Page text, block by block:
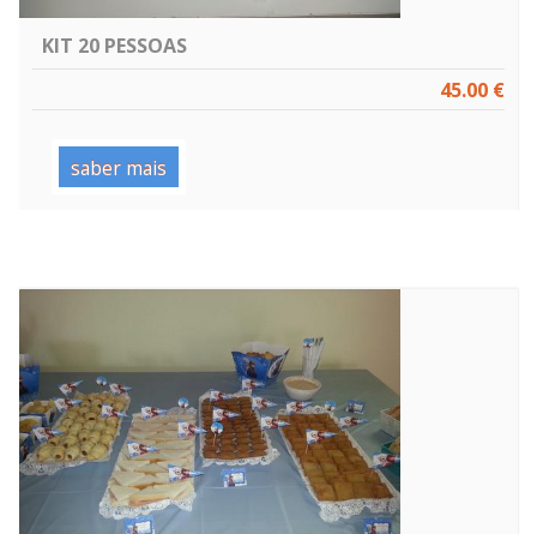
KIT 20 PESSOAS
45.00 €
saber mais